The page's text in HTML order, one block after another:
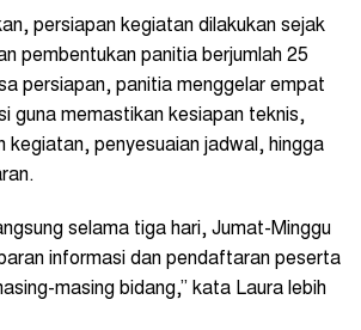
persiapan kegiatan dilakukan sejak
pembentukan panitia berjumlah 25
persiapan, panitia menggelar empat
guna memastikan kesiapan teknis,
kegiatan, penyesuaian jadwal, hingga
selama tiga hari, Jumat-Minggu
informasi dan pendaftaran peserta
masing bidang,” kata Laura lebih